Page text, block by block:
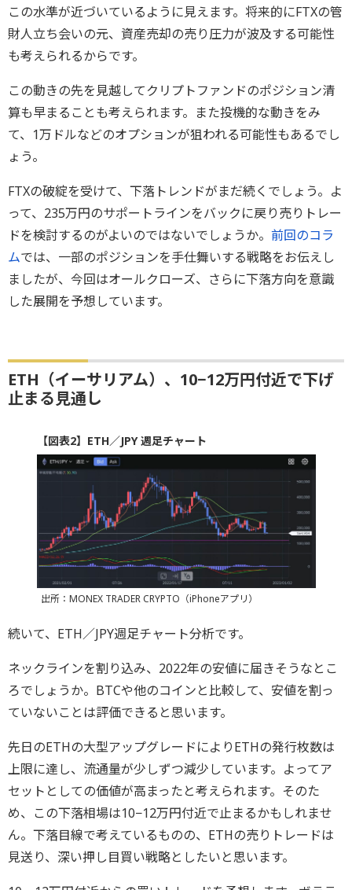
この水準が近づいているように見えます。将来的にFTXの管
財人立ち会いの元、資産売却の売り圧力が波及する可能性
も考えられるからです。
この動きの先を見越してクリプトファンドのポジション清
算も早まることも考えられます。また投機的な動きをみ
て、1万ドルなどのオプションが狙われる可能性もあるでし
ょう。
FTXの破綻を受けて、下落トレンドがまだ続くでしょう。よ
って、235万円のサポートラインをバックに戻り売りトレー
ドを検討するのがよいのではないでしょうか。 前回のコラ
ムでは、一部のポジションを手仕舞いする戦略をお伝えし
ましたが、今回はオールクローズ、さらに下落方向を意識
した展開を予想しています。
ETH（イーサリアム）、10−12万円付近で下げ
止まる見通し
【図表2】ETH／JPY 週足チャート
出所：MONEX TRADER CRYPTO（iPhoneアプリ）
続いて、ETH／JPY週足チャート分析です。
ネックラインを割り込み、2022年の安値に届きそうなとこ
ろでしょうか。BTCや他のコインと比較して、安値を割っ
ていないことは評価できると思います。
先日のETHの大型アップグレードによりETHの発行枚数は
上限に達し、流通量が少しずつ減少しています。よってア
セットとしての価値が高まったと考えられます。そのた
め、この下落相場は10−12万円付近で止まるかもしれませ
ん。下落目線で考えているものの、ETHの売りトレードは
見送り、深い押し目買い戦略としたいと思います。